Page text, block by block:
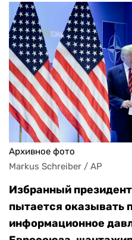
Архивное фото
Markus Schreiber / AP
Избранный
пытается оказывать
информационное